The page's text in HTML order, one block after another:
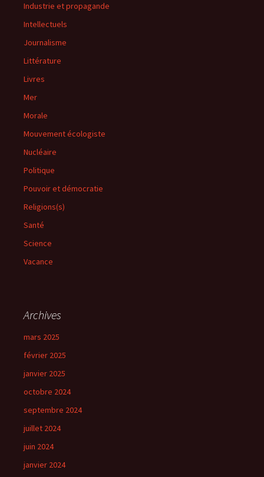
Industrie et propagande
Intellectuels
Journalisme
Littérature
Livres
Mer
Morale
Mouvement écologiste
Nucléaire
Politique
Pouvoir et démocratie
Religions(s)
Santé
Science
Vacance
Archives
mars 2025
février 2025
janvier 2025
octobre 2024
septembre 2024
juillet 2024
juin 2024
janvier 2024